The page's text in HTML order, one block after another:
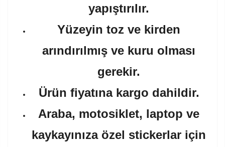
yapıştırılır.
Yüzeyin toz ve kirden
arındırılmış ve kuru olması
gerekir.
Ürün fiyatına kargo dahildir.
Araba, motosiklet, laptop ve
kaykayınıza özel stickerlar için